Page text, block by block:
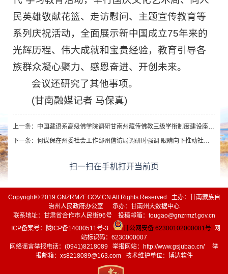
民英雄敬献花篮、走访慰问、主题宣传教育等
系列庆祝活动，全面展示新中国成立75年来的
光辉历程、伟大成就和宝贵经验，教育引导各
族群众凝心聚力、感恩奋进、开创未来。
会议还研究了其他事项。
(甘南融媒记者 马保真)
上一条： 中国藏语系高级佛学院调研甘南州藏传佛教三级学衔制度建设座谈会召开
下一条： 何谋保在州委社会工作部州信访局调研时强调 眼睛向下推动社会工作高质量发展 将心比心解决好群众急难愁盼问题
扫一扫在手机打开当前页
Copyright© 2019 GNZRMZF.GOV.CN All Rights Reserved 主办：甘南藏族自
治州人民政府办公室 承办：甘南州大数据中心
联系地址：甘肃省合作市人民街96号 投稿邮箱：tougao@gnzrmzf.gov.cn
ICP备案号：
陇ICP备14000511号-3 甘公网安备:62300102000081号网
站标识码：6230000007
网络谣言举报电话：(0941)8218089 举报网站： http://www.gsjubao.cn/举
报邮箱：xs8218089@163.com 技术维护单位：博达软件